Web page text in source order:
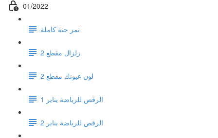
01/2022
تمر حنة كاملة
زلزال مقطع 2
لون عيونك مقطع 2
الرقص للرياضة يناير 1
الرقص للرياضة يناير 2